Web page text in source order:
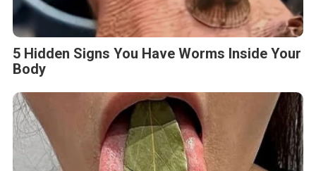
5 Hidden Signs You Have Worms Inside Your
Body